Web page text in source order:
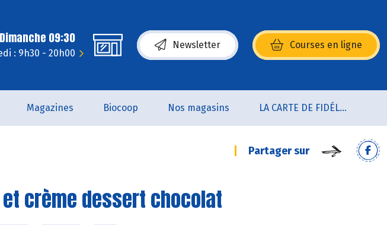
09:30
: 9h30 - 20h00
Newsletter Courses en ligne
(s’ouvre dans une nouvelle fenêtre)
Magazines Biocoop Nos magasins LA CARTE DE FIDÉLITÉ
Partager sur
crème dessert chocolat